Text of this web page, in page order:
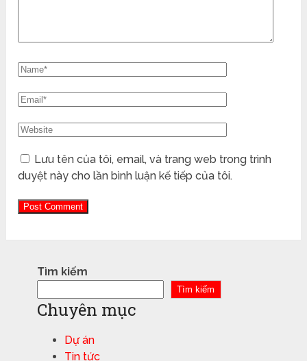
Lưu tên của tôi, email, và trang web trong trình
duyệt này cho lần bình luận kế tiếp của tôi.
Tìm kiếm
Tìm kiếm
Chuyên mục
Dự án
Tin tức